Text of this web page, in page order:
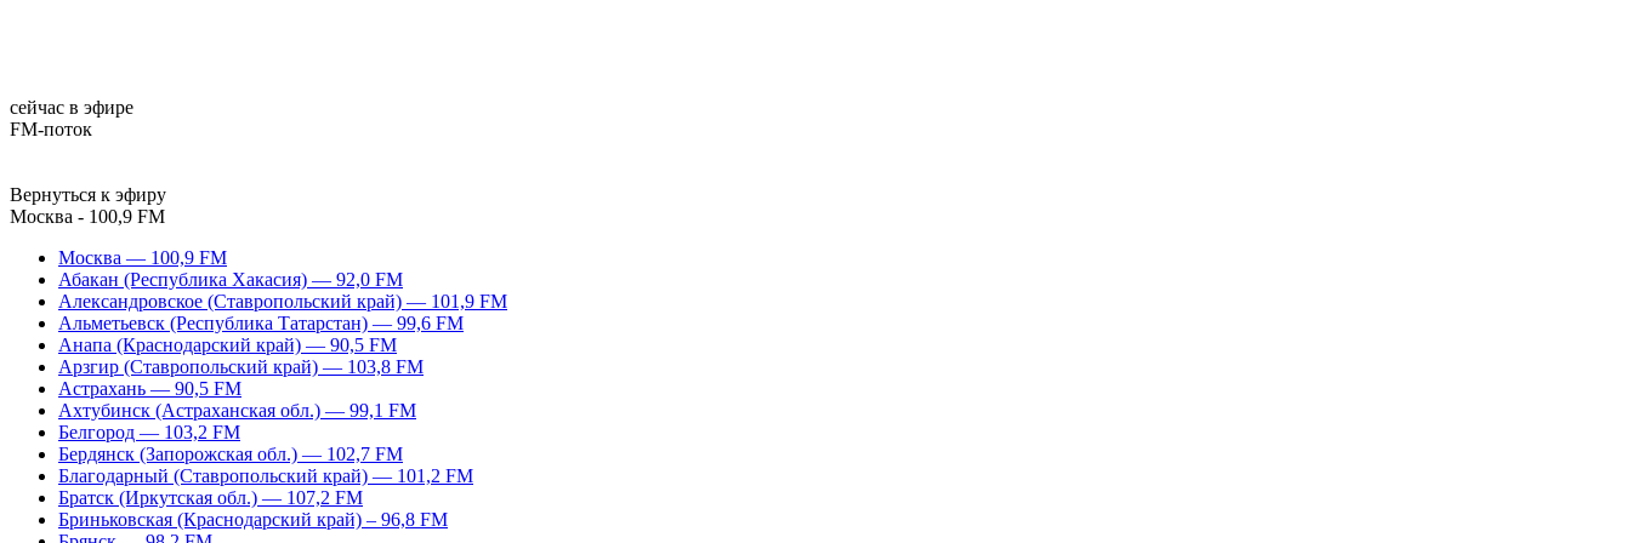
сейчас в эфире
FM-поток
Вернуться к эфиру
Москва - 100,9 FM
Москва — 100,9 FM
Абакан (Республика Хакасия) — 92,0 FM
Александровское (Ставропольский край) — 101,9 FM
Альметьевск (Республика Татарстан) — 99,6 FM
Анапа (Краснодарский край) — 90,5 FM
Арзгир (Ставропольский край) — 103,8 FM
Астрахань — 90,5 FM
Ахтубинск (Астраханская обл.) — 99,1 FM
Белгород — 103,2 FM
Бердянск (Запорожская обл.) — 102,7 FM
Благодарный (Ставропольский край) — 101,2 FM
Братск (Иркутская обл.) — 107,2 FM
Бриньковская (Краснодарский край) – 96,8 FM